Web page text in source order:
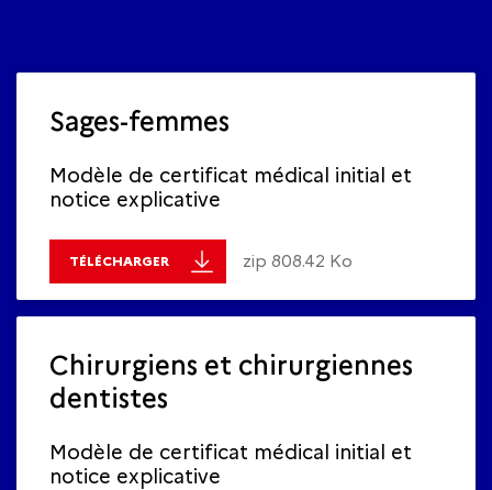
Sages-femmes
Modèle de certificat médical initial et
notice explicative
TÉLÉCHARGER zip 808.42 Ko
Chirurgiens et chirurgiennes
dentistes
Modèle de certificat médical initial et
notice explicative